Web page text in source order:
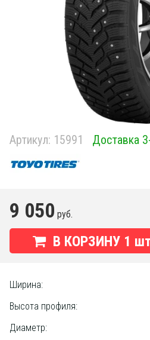
Артикул: 15991 Доставка
9 050 руб.
В КОРЗИНУ 1
Ширина:
Высота профиля:
Диаметр: